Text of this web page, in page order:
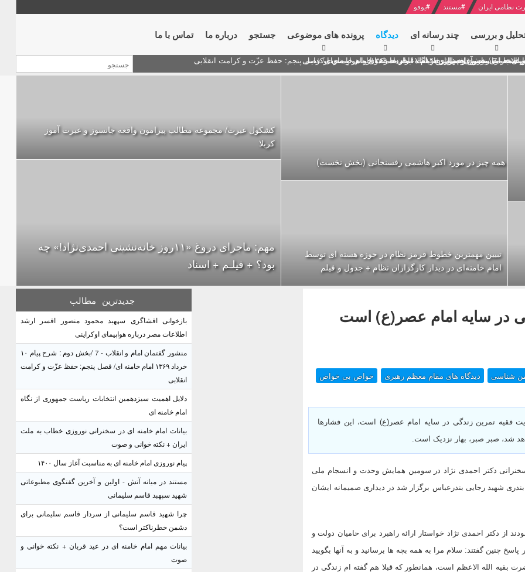
نظامی ایران #مستند #یوفو
و بررسی چند رسانه ای دیدگاه‌ پرونده های موضوعی جستجو درباره ما تماس با ما
پنجم: حفظ عزّت و کرامت انقلابی
محمود منصور افسر ارشد اطلاعات مصر درباره هواپیمای اوکراینی
انتخابات ریاست جمهوری از نگاه امام خامنه ای
در سخنرانی نوروزی خطاب به ملت ایران + نکته خوانی و صوت
به مناسبت آغاز سال ۱۴۰۰
همه چیز در مورد اکبر هاشمی رفسنجانی (بخش نخست)
تبیین مهمترین خطوط قرمز نظام در حوزه هسته ای توسط
امام خامنه‌ای در دیدار کارگزاران نظام + جدول و فیلم
کشکول عبرت/ مجموعه مطالب پیرامون واقعه جانسوز و عبرت آموز
کربلا
مهم: ماجرای دروغ «۱۱روز خانه‌نشینی احمدی‌نژاد!» چه
بود؟ + فیلـم + اسناد
در سایه امام عصر(ع) است
شناسی دیدگاه های مقام معظم رهبری
خواص بی خواص
فقیه تمرین زندگی در سایه امام عصر(ع) است، این فشارها
شد، صبر صبر، بهار نزدیک است.
دکتر احمدی نژاد در سومین همایش وحدت و انسجام ملی
شهید رجایی بندرعباس برگزار شد در دیداری صمیمانه ایشان
از دکتر احمدی نژاد خواستار ارائه راهبرد برای حامیان دولت و
چنین گفتند: سلام مرا به همه بچه ها برسانید و به آنها بگویید
بقیه الله الاعظم است، همانطور که قبلا هم گفته ام زندگی در
جدیدترین مطالب
بازخوانی افشاگری سپهبد محمود منصور افسر ارشد
اطلاعات مصر درباره هواپیمای اوکراینی
منشور گفتمان امام و انقلاب - 7 /بخش دوم : شرح پیام ۱۰
خرداد ۱۳۶۹ امام خامنه ای/ فصل پنجم: حفظ عزّت و کرامت
انقلابی
دلایل اهمیت سیزدهمین انتخابات ریاست جمهوری از نگاه
امام خامنه ای
بیانات امام خامنه ای در سخنرانی نوروزی خطاب به ملت
ایران + نکته خوانی و صوت
پیام نوروزی امام خامنه ای به مناسبت آغاز سال ۱۴۰۰
مستند در میانه آتش - اولین و آخرین گفتگوی مطبوعاتی
شهید سپهبد قاسم سلیمانی
چرا شهید قاسم سلیمانی از سردار قاسم سلیمانی برای
دشمن خطرناکتر است؟
بیانات مهم امام خامنه ای در عید قربان + نکته خوانی و
صوت